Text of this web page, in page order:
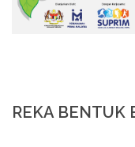
REKA BENTUK